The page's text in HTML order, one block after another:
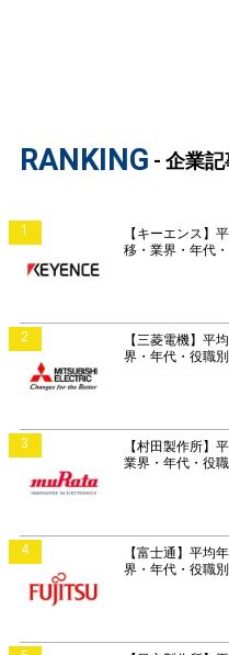
RANKING - 企業記
1
【キーエンス】
移・業界・年代
2
【三菱電機】平
界・年代・役職
3
【村田製作所】
業界・年代・役
4
【富士通】平均
界・年代・役職